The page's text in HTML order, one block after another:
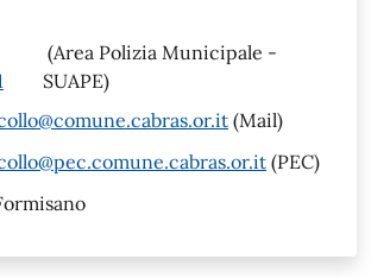
(Area Polizia Municipale -
SUAPE)
(Mail)
(PEC)